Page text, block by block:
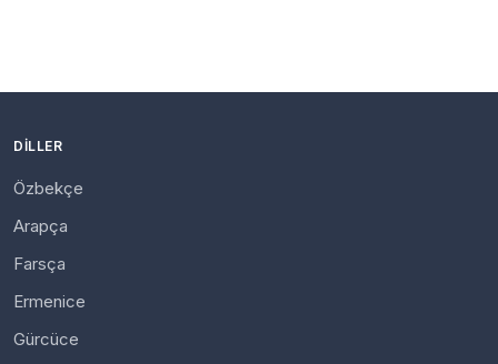
DILLER
Özbekçe
Arapça
Farsça
Ermenice
Gürcüce